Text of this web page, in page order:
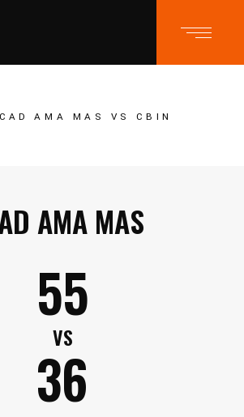
CAD AMA MAS VS CBIN
AMA MAS
55
VS
36